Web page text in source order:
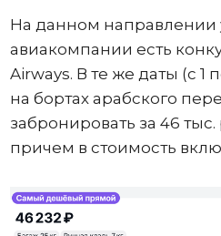
На данном направлении
авиакомпании есть
Airways. В те же даты (с 1
на бортах арабского
забронировать за 46
причем в стоимость